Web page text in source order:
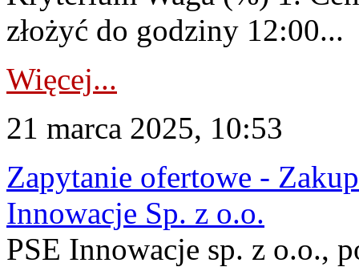
złożyć do godziny 12:00...
Więcej...
21 marca 2025, 10:53
Zapytanie ofertowe -
Innowacje Sp. z o.o.
PSE Innowacje sp. z o.o.,